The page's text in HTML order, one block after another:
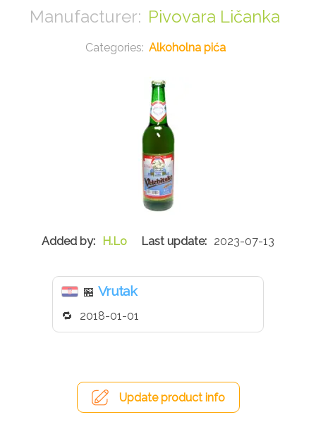
Pivovara Ličanka
Alkoholna pića
H.Lo 2023-07-13
🏪 Vrutak
2018-01-01
Update product info